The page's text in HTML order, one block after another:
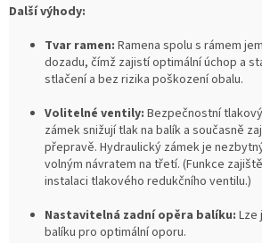
Další výhody:
Tvar ramen: Ramena spolu s rámem
dozadu, čímž zajistí optimální úchop a
stlačení a bez rizika poškození obalu.
Volitelné ventily: Bezpečnostní
zámek snižují tlak na balík a současně
přepravě. Hydraulický zámek je
volným návratem na třetí. (Funkce
instalaci tlakového redukčního ventilu.)
Nastavitelná zadní opěra balíku: Lze
balíku pro optimální oporu.